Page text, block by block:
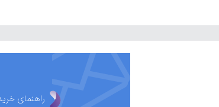
راهنمای